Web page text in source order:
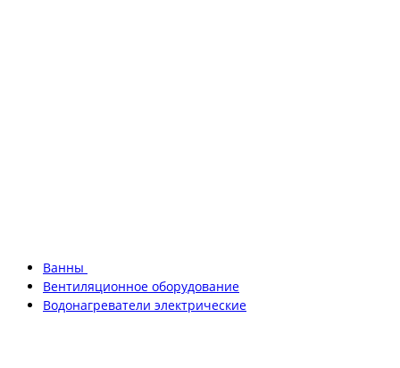
Ванны
Вентиляционное оборудование
Водонагреватели электрические